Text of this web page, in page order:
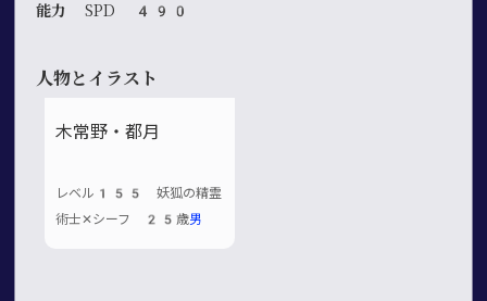
能力SPD 490
人物とイラスト
木常野・都月
レベル155 妖狐の精霊
術士✕シーフ 25歳男